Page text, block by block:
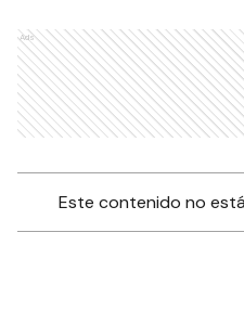
Ads
Este contenido no